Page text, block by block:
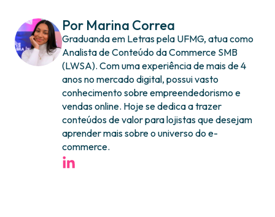
Por Marina Correa
Graduanda em Letras pela UFMG, atua como
Analista de Conteúdo da Commerce SMB
(LWSA). Com uma experiência de mais de 4
anos no mercado digital, possui vasto
conhecimento sobre empreendedorismo e
vendas online. Hoje se dedica a trazer
conteúdos de valor para lojistas que desejam
aprender mais sobre o universo do e-
commerce.